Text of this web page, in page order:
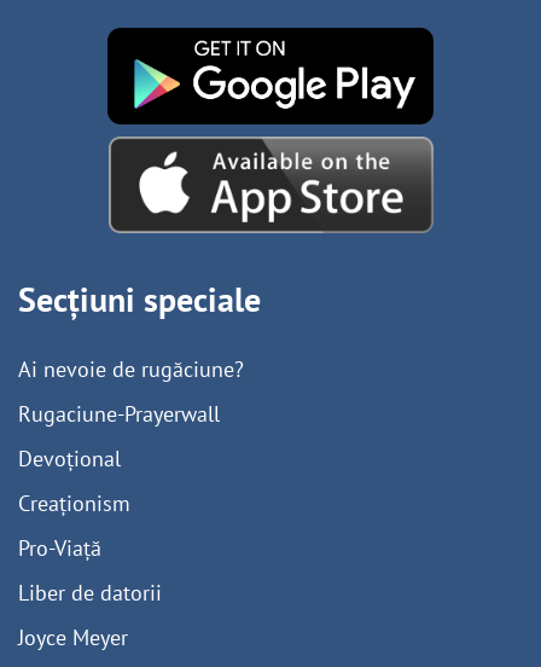
Secțiuni speciale
Ai nevoie de rugăciune?
Rugaciune-Prayerwall
Devoțional
Creaționism
Pro-Viață
Liber de datorii
Joyce Meyer